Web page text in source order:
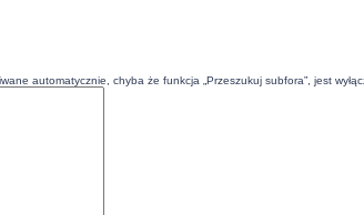
automatycznie, chyba że funkcja „Przeszukuj subfora”, jest